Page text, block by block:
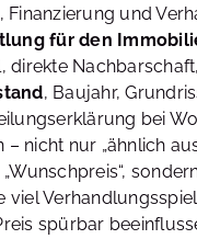
und
für den
direkte
, Baujahr,
bei
nicht nur „ähnlich
spürbar